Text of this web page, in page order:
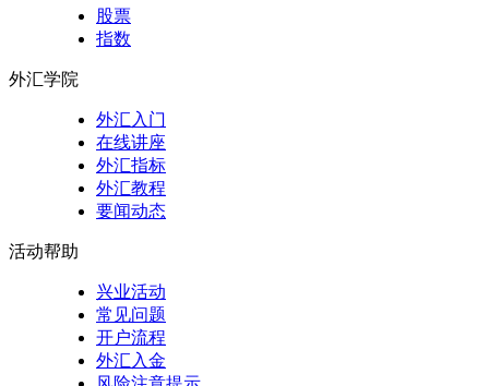
股票
指数
外汇学院
外汇入门
在线讲座
外汇指标
外汇教程
要闻动态
活动帮助
兴业活动
常见问题
开户流程
外汇入金